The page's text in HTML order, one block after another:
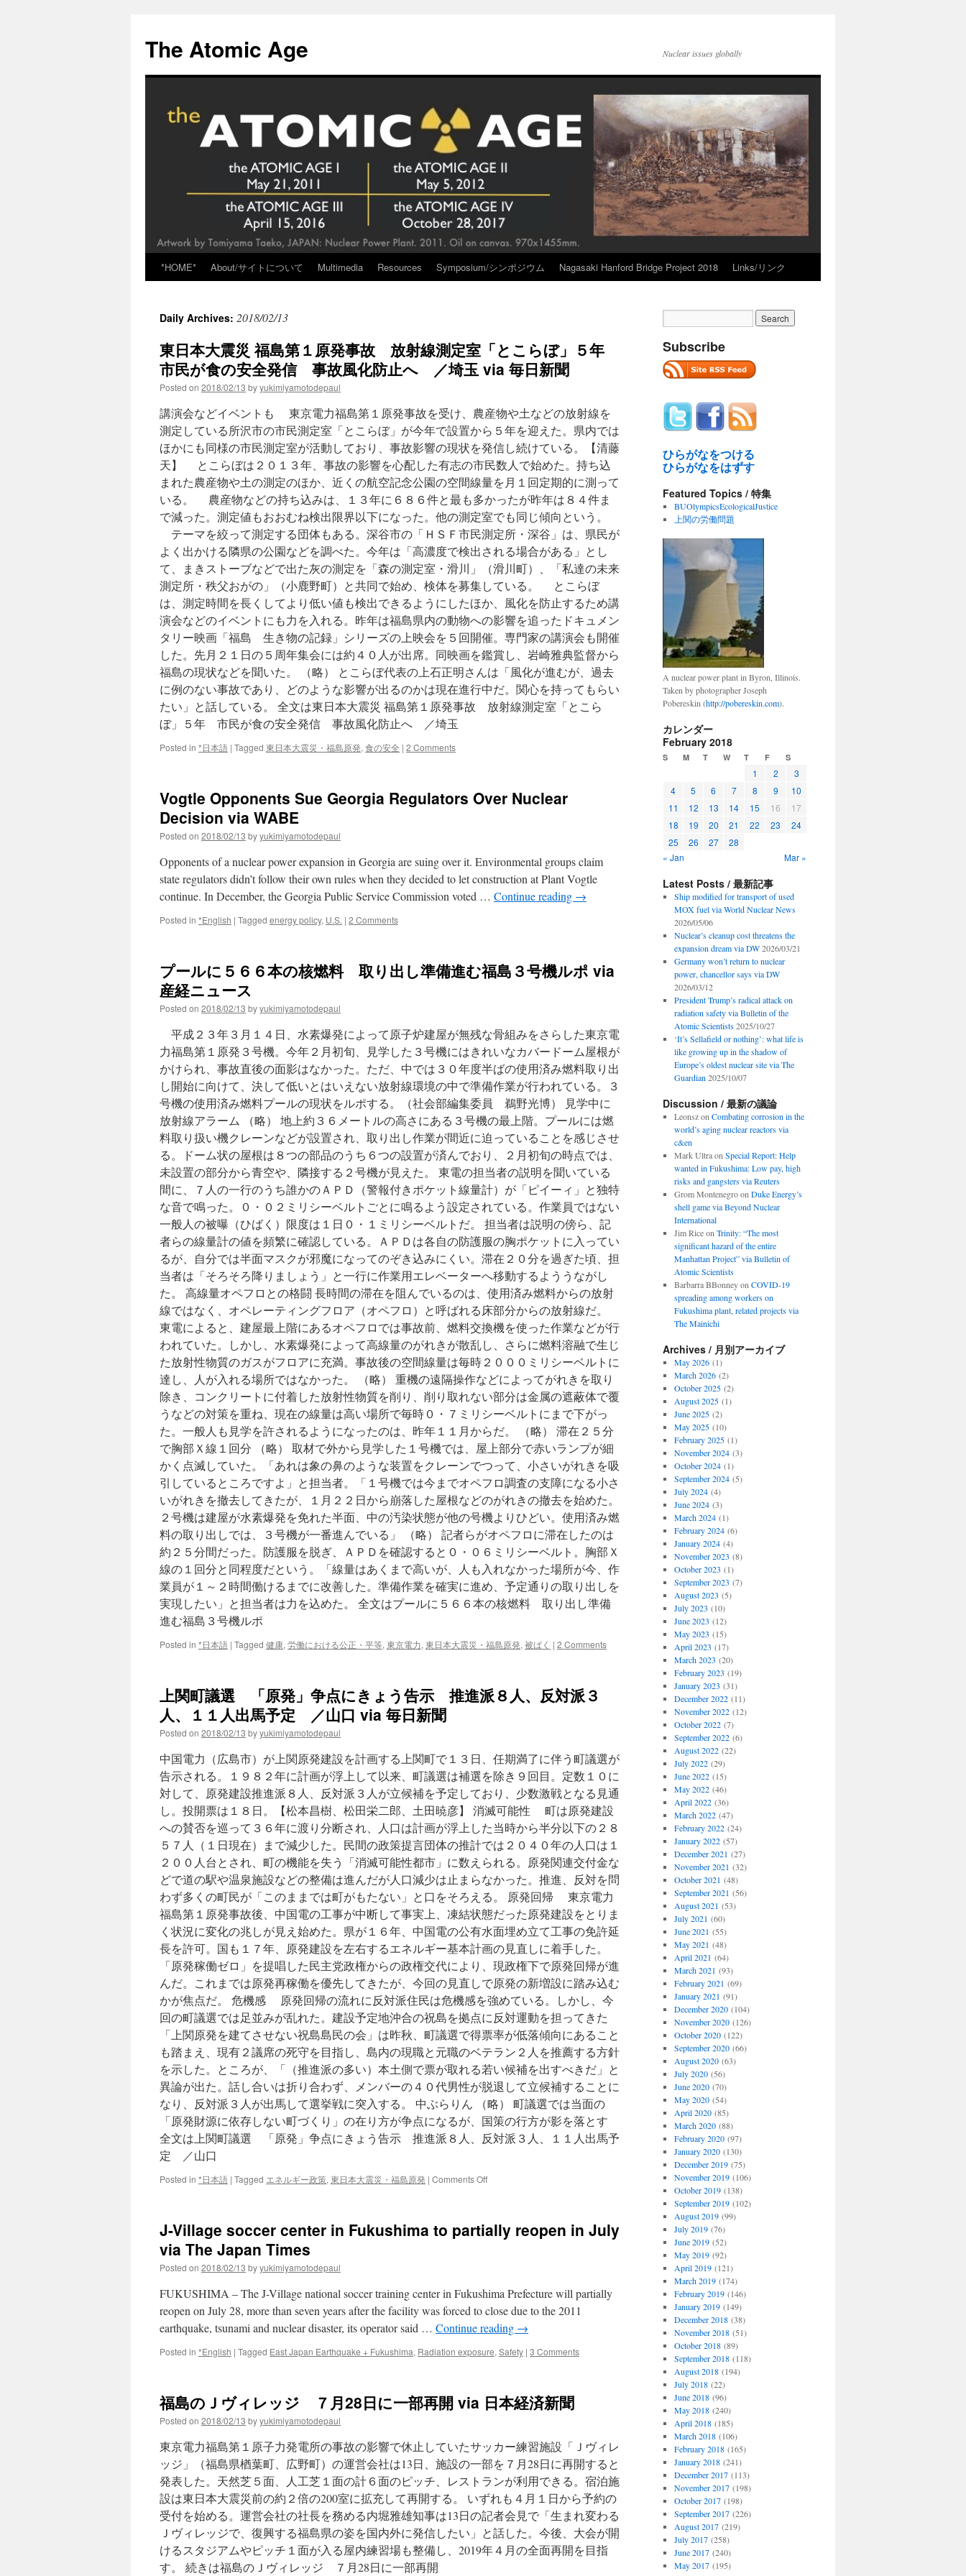
content
The Atomic Age Nuclear issues globally
*HOME* About/サイトについて Multimedia Resources Symposium/シンポジウム Nagasaki Hanford Bridge Project 2018 Links/リンク
Daily Archives: 2018/02/13
東日本大震災 福島第１原発事故 放射線測定室「とこらぼ」５年
市民が食の安全発信 事故風化防止へ ／埼玉 via 毎日新聞
Posted on 2018/02/13 byyukimiyamotodepaul
講演会などイベントも 東京電力福島第１原発事故を受け、農産物や土などの放射線を
測定している所沢市の市民測定室「とこらぼ」が今年で設置から５年を迎えた。県内では
ほかにも同様の市民測定室が活動しており、事故影響の現状を発信し続けている。【清藤
天】 とこらぼは２０１３年、事故の影響を心配した有志の市民数人で始めた。持ち込
まれた農産物や土の測定のほか、近くの航空記念公園の空間線量を月１回定期的に測って
いる。 農産物などの持ち込みは、１３年に６８６件と最も多かったが昨年は８４件ま
で減った。測定値もおおむね検出限界以下になった。他の測定室でも同じ傾向という。
テーマを絞って測定する団体もある。深谷市の「ＨＳＦ市民測定所・深谷」は、県民が
よく出かける隣県の公園などを調べた。今年は「高濃度で検出される場合がある」とし
て、まきストーブなどで出た灰の測定を「森の測定室・滑川」（滑川町）、「私達の未来
測定所・秩父おがの」（小鹿野町）と共同で始め、検体を募集している。 とこらぼ
は、測定時間を長くしてより低い値も検出できるようにしたほか、風化を防止するため講
演会などのイベントにも力を入れる。昨年は福島県内の動物への影響を追ったドキュメン
タリー映画「福島 生き物の記録」シリーズの上映会を５回開催。専門家の講演会も開催
した。先月２１日の５周年集会には約４０人が出席。同映画を鑑賞し、岩崎雅典監督から
福島の現状などを聞いた。 （略） とこらぼ代表の上石正明さんは「風化が進むが、過去
に例のない事故であり、どのような影響が出るのかは現在進行中だ。関心を持ってもらい
たい」と話している。 全文は東日本大震災 福島第１原発事故 放射線測定室「とこら
ぼ」５年 市民が食の安全発信 事故風化防止へ ／埼玉
Posted in *日本語 | Tagged 東日本大震災・福島原発, 食の安全 | 2 Comments
Vogtle Opponents Sue Georgia Regulators Over Nuclear
Decision via WABE
Posted on 2018/02/13 byyukimiyamotodepaul
Opponents of a nuclear power expansion in Georgia are suing over it. Environmental groups claim
state regulators didn’t follow their own rules when they decided to let construction at Plant Vogtle
continue. In December, the Georgia Public Service Commission voted … Continue reading →
Posted in *English | Tagged energy policy, U.S. | 2 Comments
プールに５６６本の核燃料 取り出し準備進む福島３号機ルポ via
産経ニュース
Posted on 2018/02/13 byyukimiyamotodepaul
平成２３年３月１４日、水素爆発によって原子炉建屋が無残な骨組みをさらした東京電
力福島第１原発３号機。今年２月初旬、見学した３号機にはきれいなカバードーム屋根が
かけられ、事故直後の面影はなかった。ただ、中では３０年度半ばの使用済み燃料取り出
し開始に向けて、決して低いとはいえない放射線環境の中で準備作業が行われている。３
号機の使用済み燃料プールの現状をルポする。（社会部編集委員 鵜野光博） 見学中に
放射線アラーム （略） 地上約３６メートルの高さにある３号機の最上階。プールには燃
料取り扱い機クレーンなどが設置され、取り出し作業が間近に迫っていることを感じさせ
る。ドーム状の屋根は８つの部品のうち６つの設置が済んでおり、２月初旬の時点では、
未設置の部分から青空や、隣接する２号機が見えた。 東電の担当者の説明を聞いている
間に、７人の一行のうち誰かのＡＰＤ（警報付きポケット線量計）が「ピイーィ」と独特
な音で鳴った。０・０２ミリシーベルトごとに鳴るよう設定されている。作業員ではない
一般人の被曝（ひばく）限度は１日０・１ミリシーベルトだ。 担当者は説明の傍ら、記
者らの線量計の値を頻繁に確認している。ＡＰＤは各自の防護服の胸ポケットに入ってい
るが、自分では半面マスクが邪魔になってのぞき込みにくい。滞在２０分を過ぎた頃、担
当者は「そろそろ降りましょう」と一行に作業用エレベーターへ移動するよううながし
た。 高線量オペフロとの格闘 長時間の滞在を阻んでいるのは、使用済み燃料からの放射
線ではなく、オペレーティングフロア（オペフロ）と呼ばれる床部分からの放射線だ。
東電によると、建屋最上階にあるオペフロでは事故前、燃料交換機を使った作業などが行
われていた。しかし、水素爆発によって高線量のがれきが散乱し、さらに燃料溶融で生じ
た放射性物質のガスがフロアに充満。事故後の空間線量は毎時２０００ミリシーベルトに
達し、人が入れる場所ではなかった。 （略） 重機の遠隔操作などによってがれきを取り
除き、コンクリートに付着した放射性物質を削り、削り取れない部分は金属の遮蔽体で覆
うなどの対策を重ね、現在の線量は高い場所で毎時０・７ミリシーベルトにまで下がっ
た。一般人も見学を許されるようになったのは、昨年１１月からだ。 （略） 滞在２５分
で胸部Ｘ線１回分 （略） 取材で外から見学した１号機では、屋上部分で赤いランプが細
かく点滅していた。「あれは象の鼻のような装置をクレーンでつって、小さいがれきを吸
引しているところですよ」と担当者。「１号機では今までオペフロ調査の支障になる小さ
いがれきを撤去してきたが、１月２２日から崩落した屋根などのがれきの撤去を始めた。
２号機は建屋が水素爆発を免れた半面、中の汚染状態が他の号機よりひどい。使用済み燃
料の取り出しでは、３号機が一番進んでいる」 （略） 記者らがオペフロに滞在したのは
約２５分間だった。防護服を脱ぎ、ＡＰＤを確認すると０・０６ミリシーベルト。胸部Ｘ
線の１回分と同程度だという。「線量はあくまで高いが、人も入れなかった場所が今、作
業員が１～２時間働けるまでに改善した。準備作業を確実に進め、予定通りの取り出しを
実現したい」と担当者は力を込めた。 全文はプールに５６６本の核燃料 取り出し準備
進む福島３号機ルポ
Posted in *日本語 | Tagged 健康, 労働における公正・平等, 東京電力, 東日本大震災・福島原発, 被ばく | 2 Comments
上関町議選 「原発」争点にきょう告示 推進派８人、反対派３
人、１１人出馬予定 ／山口 via 毎日新聞
Posted on 2018/02/13 byyukimiyamotodepaul
中国電力（広島市）が上関原発建設を計画する上関町で１３日、任期満了に伴う町議選が
告示される。１９８２年に計画が浮上して以来、町議選は補選を除き９回目。定数１０に
対して、原発建設推進派８人、反対派３人が立候補を予定しており、少数激戦となる見通
し。投開票は１８日。【松本昌樹、松田栄二郎、土田暁彦】 消滅可能性 町は原発建設
への賛否を巡って３６年に渡り分断され、人口は計画が浮上した当時から半分以下の２８
５７人（１日現在）まで減少した。民間の政策提言団体の推計では２０４０年の人口は１
２００人台とされ、町の機能を失う「消滅可能性都市」に数えられる。原発関連交付金な
どで道の駅や温泉施設などの整備は進んだが人口減少は止まらなかった。推進、反対を問
わず多くの町民が「このままでは町がもたない」と口をそろえる。 原発回帰 東京電力
福島第１原発事故後、中国電の工事が中断して事実上、凍結状態だった原発建設をとりま
く状況に変化の兆しが見え始めた。県が１６年、中国電の公有水面埋め立て工事の免許延
長を許可。国も１７年、原発建設を左右するエネルギー基本計画の見直しに着手した。
「原発稼働ゼロ」を提唱した民主党政権からの政権交代により、現政権下で原発回帰が進
んだ。これまでは原発再稼働を優先してきたが、今回の見直しで原発の新増設に踏み込む
かが焦点だ。 危機感 原発回帰の流れに反対派住民は危機感を強めている。しかし、今
回の町議選では足並みが乱れた。建設予定地沖合の祝島を拠点に反対運動を担ってきた
「上関原発を建てさせない祝島島民の会」は昨秋、町議選で得票率が低落傾向にあること
も踏まえ、現有２議席の死守を目指し、島内の現職と元職のベテラン２人を推薦する方針
を示した。ところが、「（推進派の多い）本土側で票が取れる若い候補を出すべきだ」と
異論が出た。話し合いは折り合わず、メンバーの４０代男性が脱退して立候補することに
なり、反対派３人が出馬して選挙戦に突入する。 中ぶらりん （略） 町議選では当面の
「原発財源に依存しない町づくり」の在り方が争点になるが、国策の行方が影を落とす
全文は上関町議選 「原発」争点にきょう告示 推進派８人、反対派３人、１１人出馬予
定 ／山口
Posted in *日本語 | Tagged エネルギー政策, 東日本大震災・福島原発 | Comments Offon
議
選
点
に
ょ
告
進
派
反
対
派
３
人、
１
１
人
出
J-Village soccer center in Fukushima to partially reopen in July
via The Japan Times
Posted on 2018/02/13 byyukimiyamotodepaul
FUKUSHIMA – The J-Village national soccer training center in Fukushima Prefecture will partially
reopen on July 28, more than seven years after the facility was forced to close due to the 2011
earthquake, tsunami and nuclear disaster, its operator said … Continue reading →
Posted in *English | Tagged East Japan Earthquake + Fukushima, Radiation exposure, Safety | 3 Comments
福島のＪヴィレッジ ７月28日に一部再開 via 日本経済新聞
Posted on 2018/02/13 byyukimiyamotodepaul
東京電力福島第１原子力発電所の事故の影響で休止していたサッカー練習施設「Ｊヴィレ
ッジ」（福島県楢葉町、広野町）の運営会社は13日、施設の一部を７月28日に再開すると
発表した。天然芝５面、人工芝１面の計６面のピッチ、レストランが利用できる。宿泊施
設は東日本大震災前の約２倍の200室に拡充して再開する。 いずれも４月１日から予約の
受付を始める。運営会社の社長を務める内堀雅雄知事は13日の記者会見で「生まれ変わる
Ｊヴィレッジで、復興する福島県の姿を国内外に発信したい」と話した。今後、大会が開
けるスタジアムやピッチ１面が入る屋内練習場も整備し、2019年４月の全面再開を目指
す。 続きは福島のＪヴィレッジ ７月28日に一部再開
Subscribe
ひらがなをつける
ひらがなをはずす
Featured Topics / 特集
BUOlympicsEcologicalJustice
上関の労働問題
A nuclear power plant in Byron, Illinois.
Taken by photographer Joseph
Pobereskin (http://pobereskin.com).
カレンダー
February 2018
S M T W T F S
1 2
3
4
5 6 7 8 9
10
11
12 13 14 15 16
17
18
19 20 21 22 23
24
25
26 27
28
« Jan
Mar »
Latest Posts / 最新記事
Ship modified for transport of used
MOX fuel via World Nuclear News
2026/05/06
Nuclear’s cleanup cost threatens the
expansion dream via DW 2026/03/21
Germany won’t return to nuclear
power, chancellor says via DW
2026/03/12
President Trump’s radical attack on
radiation safety via Bulletin of the
Atomic Scientists 2025/10/27
‘It’s Sellafield or nothing’: what life is
like growing up in the shadow of
Europe’s oldest nuclear site via The
Guardian 2025/10/07
Discussion / 最新の議論
Leonszon Combating corrosion in the
world’s aging nuclear reactors via
c&en
Mark Ultraon Special Report: Help
wanted in Fukushima: Low pay, high
risks and gangsters via Reuters
Grom Montenegroon Duke Energy’s
shell game via Beyond Nuclear
International
Jim Riceon Trinity: “The most
significant hazard of the entire
Manhattan Project” via Bulletin of
Atomic Scientists
Barbarra BBonneyon COVID-19
spreading among workers on
Fukushima plant, related projects via
The Mainichi
Archives / 月別アーカイブ
May 2026(1)
March 2026(2)
October 2025(2)
August 2025(1)
June 2025(2)
May 2025(10)
February 2025(1)
November 2024(3)
October 2024(1)
September 2024(5)
July 2024(4)
June 2024(3)
March 2024(1)
February 2024(6)
January 2024(4)
November 2023 (8)
October 2023 (1)
September 2023 (7)
August 2023 (5)
July 2023 (10)
June 2023 (12)
May 2023 (15)
April 2023 (17)
March 2023 (20)
February 2023 (19)
January 2023 (31)
December 2022(11)
November 2022(12)
October 2022(7)
September 2022(6)
August 2022(22)
July 2022(29)
June 2022(15)
May 2022(46)
April 2022(36)
March 2022(47)
February 2022(24)
January 2022(57)
December 2021 (27)
November 2021 (32)
October 2021 (48)
September 2021 (56)
August 2021 (53)
July 2021 (60)
June 2021 (55)
May 2021 (48)
April 2021 (64)
March 2021 (93)
February 2021 (69)
January 2021 (91)
December 2020(104)
November 2020(126)
October 2020(122)
September 2020(66)
August 2020(63)
July 2020(56)
June 2020(70)
May 2020(54)
April 2020(85)
March 2020(88)
February 2020(97)
January 2020(130)
December 2019(75)
November 2019(106)
October 2019(138)
September 2019(102)
August 2019(99)
July 2019(76)
June 2019(52)
May 2019(92)
April 2019(121)
March 2019(174)
February 2019(146)
January 2019(149)
December 2018(38)
November 2018(51)
October 2018(89)
September 2018(118)
August 2018(194)
July 2018(22)
June 2018(96)
May 2018(240)
April 2018(185)
March 2018(106)
February 2018(165)
January 2018(241)
December 2017(113)
November 2017(198)
October 2017(198)
September 2017(226)
August 2017(219)
July 2017(258)
June 2017(240)
May 2017(195)